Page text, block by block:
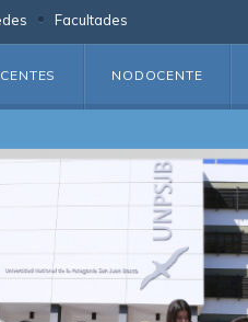
Facultades
NODOCENTE